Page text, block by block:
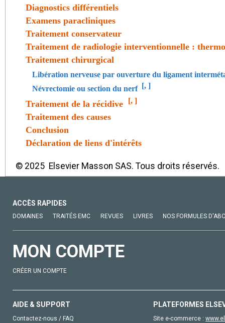
Diagnostics différentiels
Examens paracliniques
Traitement conservateur
Traitement de radiologie interventionnelle :
Traitement chirurgical
Libération nerveuse par ouverture du ligament
Névrectomie ou section du nerf [, ]
Traitement de la récidive [, ]
Traitement des causes
Conclusion
Déclaration de liens d'intérêts
© 2025 Elsevier Masson SAS. Tous droits réservés.
ACCÈS RAPIDES
DOMAINES TRAITÉS EMC REVUES LIVRES NOS FORMULES
MON COMPTE
CRÉER UN COMPTE
AIDE & SUPPORT
Contactez-nous / FAQ
PLATEFORMES
Site e-commerce :